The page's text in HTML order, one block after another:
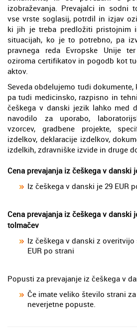
izobraževanja. Prevajalci in sodni
vse vrste soglasij, potrdil in izjav
ki jih je treba predložiti pristojnim
situacijah, ko je to potrebno, pa
pravnega reda Evropske Unije
oziroma certifikatov in pogodb kot
aktov.
Seveda obdelujemo tudi
pa tudi medicinsko, razpisno in
češkega v danski jezik lahko med
navodilo za uporabo,
vzorcev, gradbene projekte,
izdelkov, deklaracije izdelkov,
izdelkih, zdravniške izvide in druge
Cena prevajanja iz češkega v danski
Iz češkega v danski je 29 EUR
Cena prevajanja iz češkega v
tolmačev
Iz češkega v danski z
EUR po strani
Popusti za prevajanje iz češkega v
Če imate veliko število strani
neverjetne popuste.